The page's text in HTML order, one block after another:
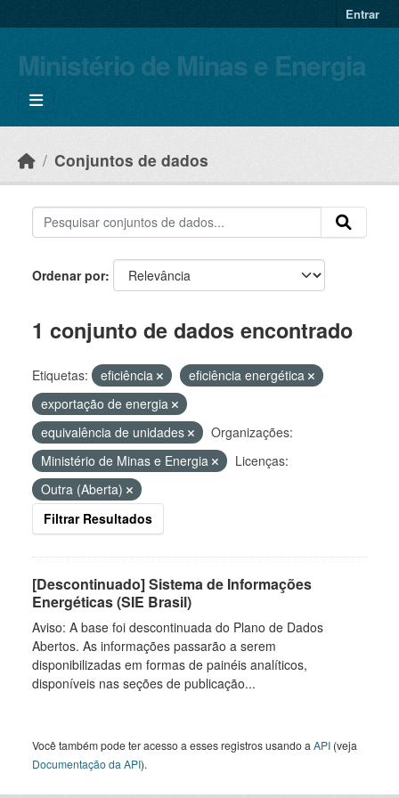
Entrar
Ministério de Minas e Energia
Conjuntos de dados
Ordenar por
1 conjunto de dados encontrado
Etiquetas: eficiência
eficiência energética
exportação de energia
equivalência de unidades
Organizações:
Ministério de Minas e Energia
Licenças:
Outra (Aberta)
Filtrar Resultados
[Descontinuado] Sistema de Informações
Energéticas (SIE Brasil)
Aviso: A base foi descontinuada do Plano de Dados
Abertos. As informações passarão a serem
disponibilizadas em formas de painéis analíticos,
disponíveis nas seções de publicação...
Você também pode ter acesso a esses registros usando a API (veja
Documentação da API).